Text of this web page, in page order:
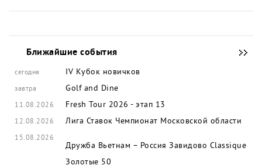
Ближайшие события
сегодня IV Кубок новичков
завтра Golf and Dine
11.08.2026 Fresh Tour 2026 - этап 13
12.08.2026 Лига Ставок Чемпионат Московской области
15.08.2026
Дружба Вьетнам – Россия Завидово Classique
Золотые 50